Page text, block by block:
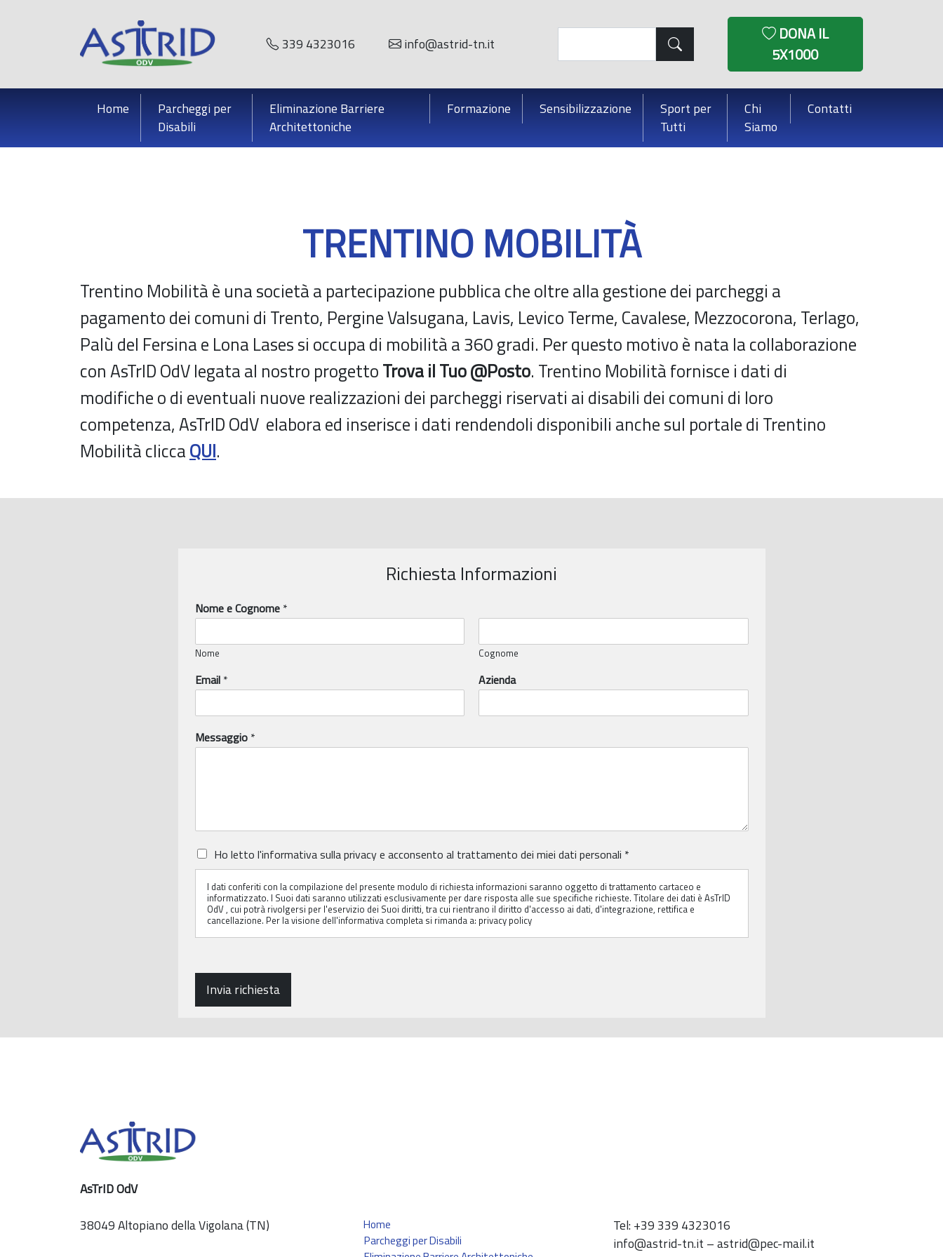
339 4323016 info@astrid-tn.it
DONA IL
5X1000
Home
Parcheggi per
Disabili
Eliminazione Barriere
Architettoniche
Formazione Sensibilizzazione
Sport per
Tutti
Chi
Siamo
Contatti
TRENTINO MOBILITÀ
Trentino Mobilità è una società a partecipazione pubblica che oltre alla gestione dei parcheggi a
pagamento dei comuni di Trento, Pergine Valsugana, Lavis, Levico Terme, Cavalese, Mezzocorona, Terlago,
Palù del Fersina e Lona Lases si occupa di mobilità a 360 gradi. Per questo motivo è nata la collaborazione
con AsTrID OdV legata al nostro progettoTrova il Tuo @Posto. Trentino Mobilità fornisce i dati di
modifiche o di eventuali nuove realizzazioni dei parcheggi riservati ai disabili dei comuni di loro
competenza, AsTrID OdV elabora ed inserisce i dati rendendoli disponibili anche sul portale di Trentino
Mobilità cliccaQUI.
Richiesta Informazioni
Nome e Cognome *
Nome Cognome
Email * Azienda
Messaggio *
P
r
y
l
c
*
Ho letto l'informativa sulla privacye acconsento al trattamento dei miei dati personali *
I dati conferiti con la compilazione del presente modulo di richiesta informazioni saranno oggetto di trattamento cartaceo e
informatizzato. I Suoi dati saranno utilizzati esclusivamente per dare risposta alle sue specifiche richieste. Titolare dei dati è AsTrID
OdV , cui potrà rivolgersi per l'eservizio dei Suoi diritti, tra cui rientrano il diritto d'accesso ai dati, d'integrazione, rettifica e
cancellazione. Per la visione dell'informativa completa si rimanda a: privacy policy
Invia richiesta
AsTrID OdV
38049 Altopiano della Vigolana (TN)
Home
Parcheggi per Disabili
Tel: +39 339 4323016
info@astrid-tn.it – astrid@pec-mail.it